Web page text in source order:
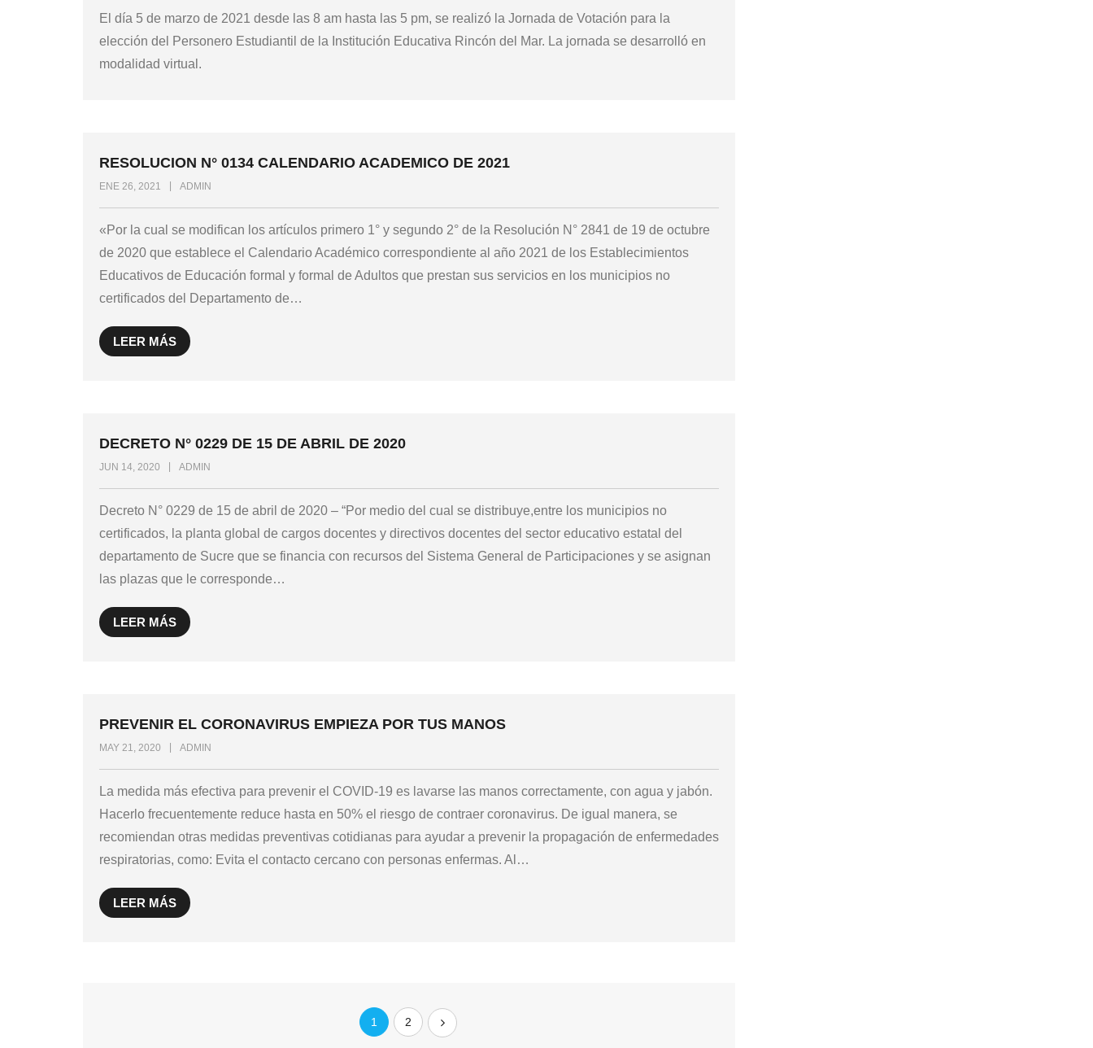
El día 5 de marzo de 2021 desde las 8 am hasta las 5 pm, se realizó la Jornada de Votación para la
elección del Personero Estudiantil de la Institución Educativa Rincón del Mar. La jornada se desarrolló en
modalidad virtual.
RESOLUCION N° 0134 CALENDARIO ACADEMICO DE 2021
ENE 26, 2021 ADMIN
«Por la cual se modifican los artículos primero 1° y segundo 2° de la Resolución N° 2841 de 19 de octubre
de 2020 que establece el Calendario Académico correspondiente al año 2021 de los Establecimientos
Educativos de Educación formal y formal de Adultos que prestan sus servicios en los municipios no
certificados del Departamento de…
LEER MÁS
DECRETO N° 0229 DE 15 DE ABRIL DE 2020
JUN 14, 2020 ADMIN
Decreto N° 0229 de 15 de abril de 2020 – “Por medio del cual se distribuye,entre los municipios no
certificados, la planta global de cargos docentes y directivos docentes del sector educativo estatal del
departamento de Sucre que se financia con recursos del Sistema General de Participaciones y se asignan
las plazas que le corresponde…
LEER MÁS
PREVENIR EL CORONAVIRUS EMPIEZA POR TUS MANOS
MAY 21, 2020 ADMIN
La medida más efectiva para prevenir el COVID-19 es lavarse las manos correctamente, con agua y jabón.
Hacerlo frecuentemente reduce hasta en 50% el riesgo de contraer coronavirus. De igual manera, se
recomiendan otras medidas preventivas cotidianas para ayudar a prevenir la propagación de enfermedades
respiratorias, como: Evita el contacto cercano con personas enfermas. Al …
LEER MÁS
1 2